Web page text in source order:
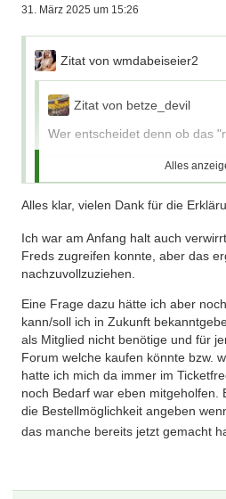
31. März 2025 um 15:26
Zitat von wmdabeiseier2
Zitat von betze_devil
Wer entscheidet denn ob das
Die Mods entscheiden das
Dafür gibt es festgelegte und
sich eigentlich ganz einfach
Aktive Beteiligung am
gewissen Zeitraum
Nun, es gibt verschiedene
Die ersten sind schnell erreicht,
Bereiche erfordern höhere
Natürlich fliegen wir nicht unter
DFB und so manch anderer
und verarbeitet die Informationen
Das ist generell kein Problem,
Alles
Alles klar, vielen Dank für die
Ich war am Anfang halt auch
Freds zugreifen konnte, aber das
nachzuvollzuziehen.
Eine Frage dazu hätte ich aber
kann/soll ich in Zukunft
als Mitglied nicht benötige und für
Forum welche kaufen könnte bzw.
hatte ich mich da immer im
noch Bedarf war eben mitgeholfen.
die Bestellmöglichkeit angeben
das manche bereits jetzt gemacht